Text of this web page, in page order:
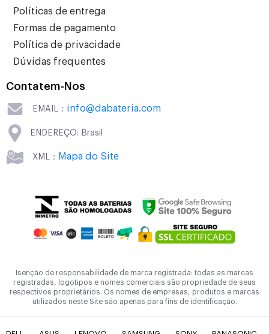
Políticas de entrega
Formas de pagamento
Política de privacidade
Dúvidas frequentes
Contatem-Nos
EMAIL： info@dabateria.com
ENDEREÇO: Brasil
XML： Mapa do Site
Isenção de responsabilidade de marca registrada: todas as marcas
registradas, logotipos e nomes comerciais são propriedade de seus
respectivos proprietários. Os nomes de empresas, produtos e marcas
utilizados neste Site são apenas para fins de identificação.